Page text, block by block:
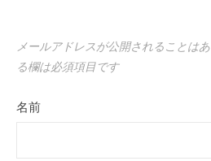
メールアドレスが公開されることはあ
る欄は必須項目です
名前